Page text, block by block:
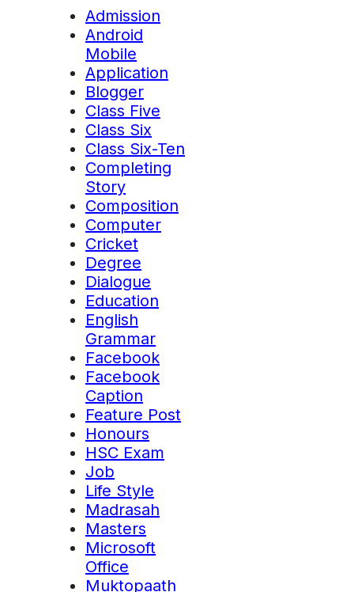
Admission
Android
Mobile
Application
Blogger
Class Five
Class Six
Class Six-Ten
Completing
Story
Composition
Computer
Cricket
Degree
Dialogue
Education
English
Grammar
Facebook
Facebook
Caption
Feature Post
Honours
HSC Exam
Job
Life Style
Madrasah
Masters
Microsoft
Office
Muktopaath